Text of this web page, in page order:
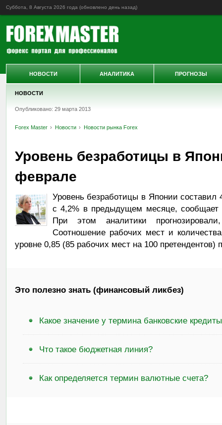
Суббота, 8 Августа 2026 года (обновлено день назад)
НОВОСТИ
Опубликовано: 29 марта 2013
Forex Master Новости Новости рынка Forex
Уровень безработицы в
феврале
Уровень безработицы в Японии
с 4,2% в предыдущем месяце, сообщает
При этом аналитики
Соотношение рабочих мест и
уровне 0,85 (85 рабочих мест на 100 претендентов)
Это полезно знать (финансовый ликбез)
Какое значение у термина банковские
Что такое бюджетная линия?
Как определяется термин валютные счета?
НОВОСТИ АНАЛИТИКА ПРОГНОЗЫ